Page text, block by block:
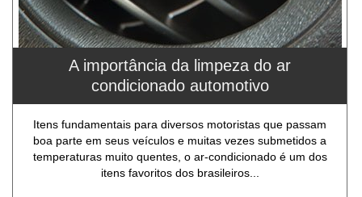
A importância da limpeza do ar
condicionado automotivo
Itens fundamentais para diversos motoristas que passam
boa parte em seus veículos e muitas vezes submetidos a
temperaturas muito quentes, o ar-condicionado é um dos
itens favoritos dos brasileiros...